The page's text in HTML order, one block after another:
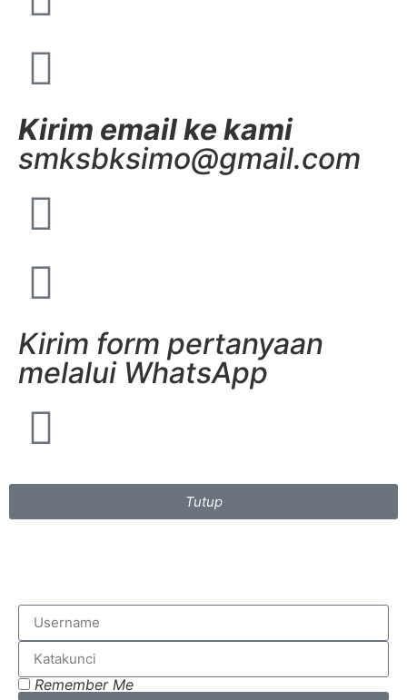
Kirim email ke kami
smksbksimo@gmail.com
Kirim form pertanyaan
melalui WhatsApp
Tutup
Remember Me